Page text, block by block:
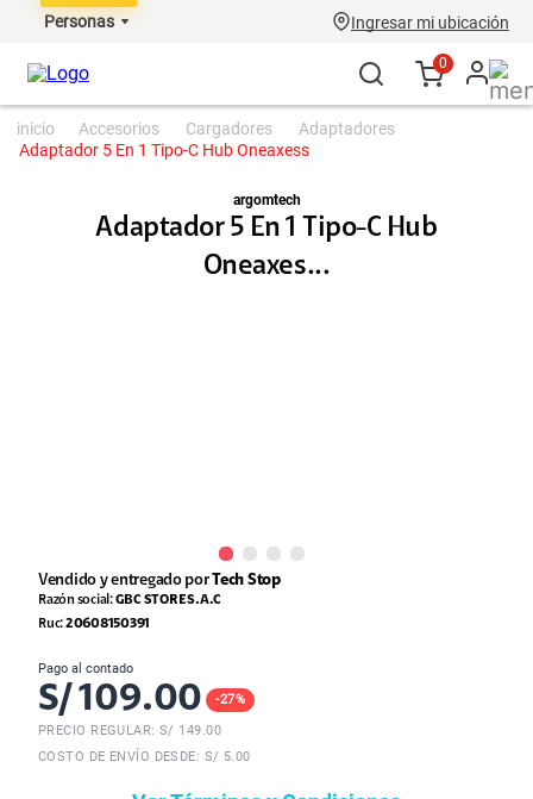
Personas Ingresar mi ubicación
0
accesorios cargadores
adaptadores
Adaptador 5 En 1 Tipo-C Hub Oneaxess
argomtech
Adaptador 5 En 1 Tipo-C Hub
Oneaxes...
Vendido y entregado por Tech Stop
Razón social:GBC STORE S.A.C
Ruc:20608150391
Pago al contado
S/109.00 -27%
PRECIO REGULAR: S/ 149.00
COSTO DE ENVÍO DESDE: S/ 5.00